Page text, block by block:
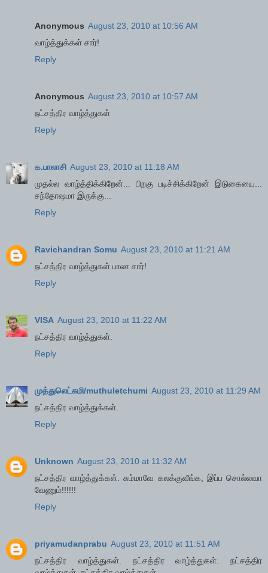
Anonymous August 23, 2010 at 10:56 AM
வாழ்த்துக்கள் சார்!
Reply
Anonymous August 23, 2010 at 10:57 AM
நட்சத்திர வாழ்த்துகள்
Reply
க.பாலாசி August 23, 2010 at 11:18 AM
முதல்ல வாழ்த்திக்கிறேன்... பிறகு படிச்சிக்கிறேன் இடுகையை...
சந்தோஷமா இருக்கு...
Reply
Ravichandran Somu August 23, 2010 at 11:21 AM
நட்சத்திர வாழ்த்துகள் பாலா சார்!
Reply
VISA August 23, 2010 at 11:22 AM
நட்சத்திர வாழ்த்துகள்.
Reply
முத்துலெட்சுமி/muthuletchumi August 23, 2010 at 11:29 AM
நட்சத்திர வாழ்த்துக்கள்.
Reply
Unknown August 23, 2010 at 11:32 AM
நட்சத்திர வாழ்த்துக்கள். சும்மாவே கலக்குவீங்க, இப்ப சொல்லவா
வேணும்!!!!!!
Reply
priyamudanprabu August 23, 2010 at 11:51 AM
நட்சத்திர வாழ்த்துகள். நட்சத்திர வாழ்த்துகள். நட்சத்திர